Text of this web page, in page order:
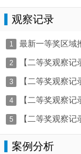
观察记录
1 最新一等奖区域
皮
2
【二等奖观察
3
【二等奖观察
4
【二等奖观察
5 【二等奖观察
案例分析